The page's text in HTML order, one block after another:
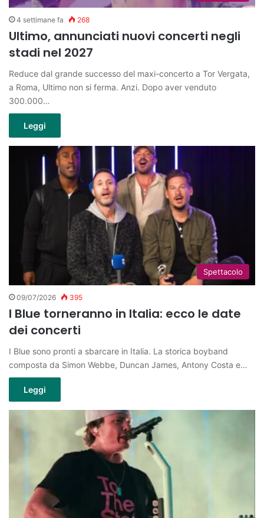
4 settimane fa 268
Ultimo, annunciati nuovi concerti negli
stadi nel 2027
Reduce dal grande successo del maxi-concerto a Tor Vergata,
a Roma, Ultimo non si ferma. Anzi. Dopo aver venduto
300.000…
Leggi
Spettacolo
09/07/2026 395
I Blue torneranno in Italia: ecco le date
dei concerti
I Blue sono pronti a sbarcare in Italia. La storica boyband
composta da Simon Webbe, Duncan James, Antony Costa e…
Leggi